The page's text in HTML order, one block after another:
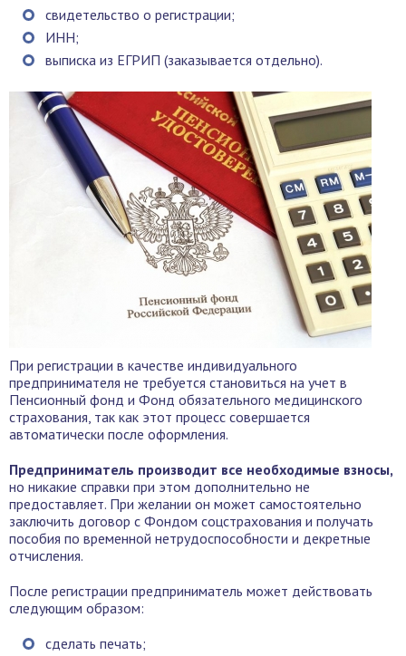
свидетельство о регистрации;
ИНН;
выписка из ЕГРИП (заказывается отдельно).
При регистрации в качестве индивидуального
предпринимателя не требуется становиться на учет в
Пенсионный фонд и Фонд обязательного медицинского
страхования, так как этот процесс совершается
автоматически после оформления.
Предприниматель производит все необходимые взносы,
но никакие справки при этом дополнительно не
предоставляет. При желании он может самостоятельно
заключить договор с Фондом соцстрахования и получать
пособия по временной нетрудоспособности и декретные
отчисления.
После регистрации предприниматель может действовать
следующим образом:
сделать печать;